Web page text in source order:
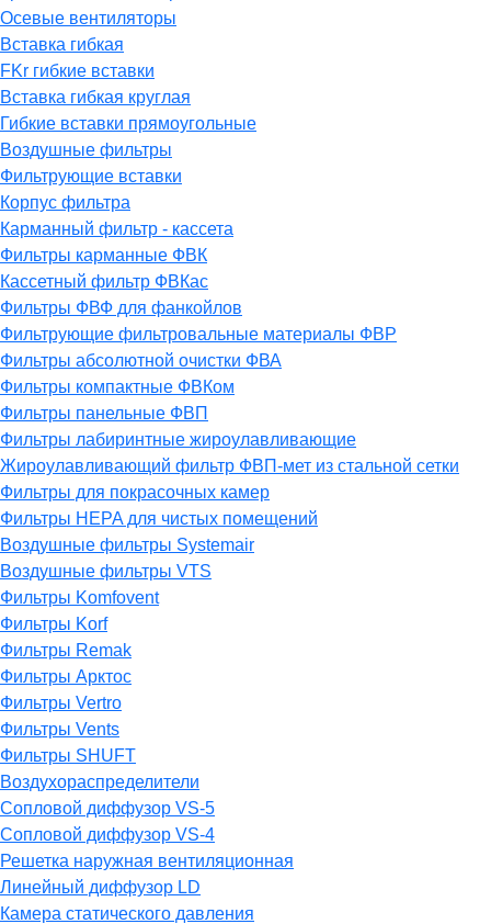
Осевые вентиляторы
Вставка гибкая
FKr гибкие вставки
Вставка гибкая круглая
Гибкие вставки прямоугольные
Воздушные фильтры
Фильтрующие вставки
Корпус фильтра
Карманный фильтр - кассета
Фильтры карманные ФВК
Кассетный фильтр ФВКас
Фильтры ФВФ для фанкойлов
Фильтрующие фильтровальные материалы ФВР
Фильтры абсолютной очистки ФВА
Фильтры компактные ФВКом
Фильтры панельные ФВП
Фильтры лабиринтные жироулавливающие
Жироулавливающий фильтр ФВП-мет из стальной сетки
Фильтры для покрасочных камер
Фильтры HEPA для чистых помещений
Воздушные фильтры Systemair
Воздушные фильтры VTS
Фильтры Komfovent
Фильтры Korf
Фильтры Remak
Фильтры Арктос
Фильтры Vertro
Фильтры Vents
Фильтры SHUFT
Воздухораспределители
Сопловой диффузор VS-5
Сопловой диффузор VS-4
Решетка наружная вентиляционная
Линейный диффузор LD
Камера статического давления